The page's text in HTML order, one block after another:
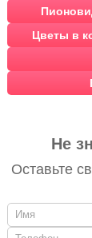
Цветы в
Не
Оставьте